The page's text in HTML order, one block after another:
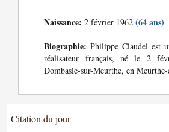
Naissance: 2 février 1962(64 ans)
Biographie: Philippe Claudel est
réalisateur français, né le 2
Dombasle-sur-Meurthe, en
Citation du jour